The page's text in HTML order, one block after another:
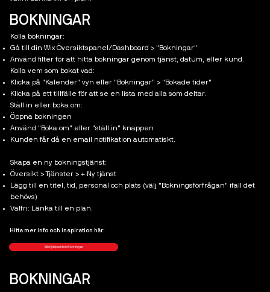
BOKNINGAR
Kolla bokningar:
Gå till din Wix Översiktspanel/Dashboard > "Bokningar"
Använd filter för att hitta bokningar genom tjänst, datum, eller kund.
Kolla vem som bokat vad:
Klicka på "Kalender" vyn eller "Bokningar" > "Bokade tider"
Klicka på ett tillfälle för att se en lista med alla som deltar.
Ställ in eller boka om:
Öppna bokningen
Använd "Boka om" eller "ställ in" knappen
Kunden får då en email notifikation automatiskt.
Skapa en ny bokningstjänst:
Översikt > Tjänster > + Ny tjänst
Lägg till en titel, tid, personal och plats (välj "Bokningsförfrågan" ifall det
behövs)
Valfri: Länka till en plan.
Hitta mer info och inspiration här:
Wix hjälpcenter: Bokningar
BOKNINGAR